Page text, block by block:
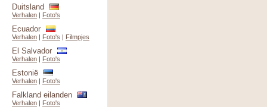
Duitsland
Verhalen | Foto's
Ecuador
Verhalen | Foto's | Filmpjes
El Salvador
Verhalen | Foto's
Estonië
Verhalen | Foto's
Falkland eilanden
Verhalen | Foto's